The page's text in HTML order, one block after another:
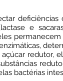
e
redutor,
bactérias